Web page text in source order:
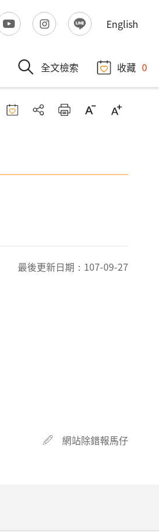
English
全文檢索 收藏 0
最後更新日期： 107-09-27
網站除錯報馬仔